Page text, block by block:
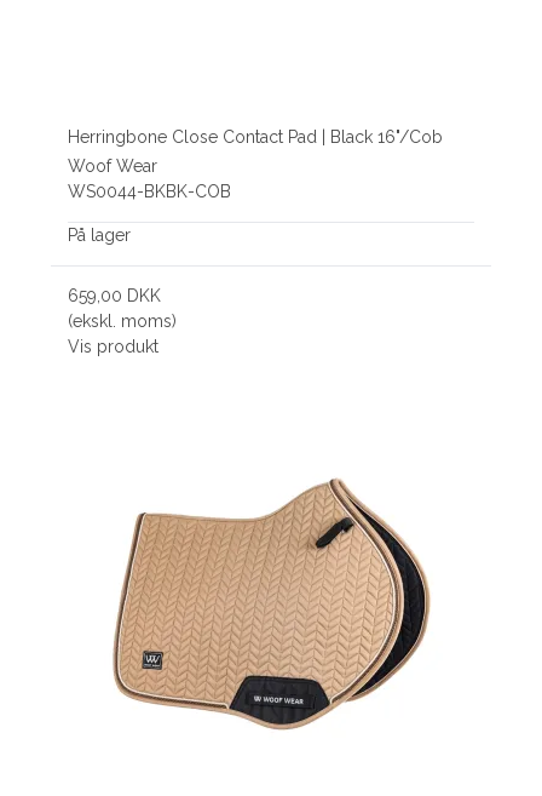
Herringbone Close Contact Pad | Black 16"/Cob
Woof Wear
WS0044-BKBK-COB
På lager
659,00 DKK
(ekskl. moms)
Vis produkt